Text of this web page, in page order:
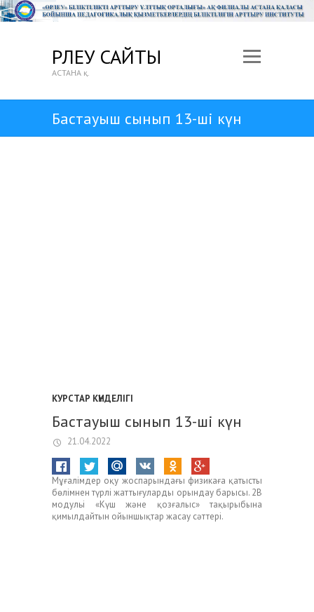
ӨРЛЕУ САЙТЫ
АСТАНА қ.
Бастауыш сынып 13-шi күн
КУРСТАР КҮНДЕЛІГІ
Бастауыш сынып 13-шi күн
21.04.2022
Мұғалімдер оқу жоспарындағы физикаға қатысты
бөлімнен түрлі жаттығуларды орындау барысы. 2В
модульі «Күш және қозғалыс» тақырыбына
қимылдайтын ойыншықтар жасау сәттері.